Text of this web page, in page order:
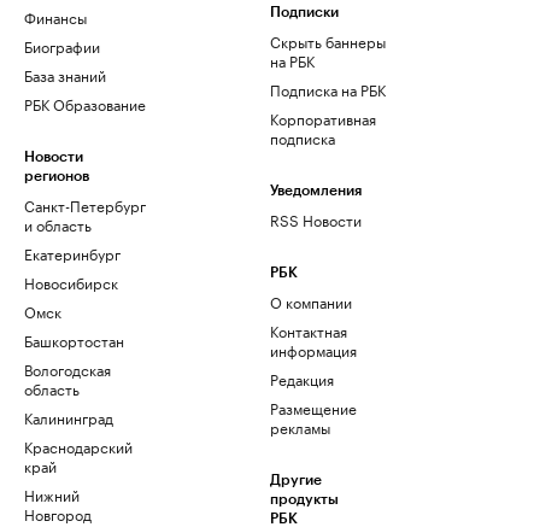
Финансы
Биографии
База знаний
РБК Образование
Новости
регионов
Санкт-Петербург
и область
Екатеринбург
Новосибирск
Омск
Башкортостан
Вологодская
область
Калининград
Краснодарский
край
Нижний
Новгород
Подписки
Скрыть баннеры
на РБК
Подписка на РБК
Корпоративная
подписка
Уведомления
RSS Новости
РБК
О компании
Контактная
информация
Редакция
Размещение
рекламы
Другие
продукты
РБК